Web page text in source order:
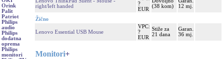
Orink
Palit
Patriot
Philips
audio
Philips
dodatna
oprema
Philips
monitori
right/left handed
?
EUR
(38 kom)
12 mj.
Žično
Lenovo Essential USB Mouse
VPC:
?
EUR
Stiže za
21 dana
Garan.
36 mj.
Monitori+